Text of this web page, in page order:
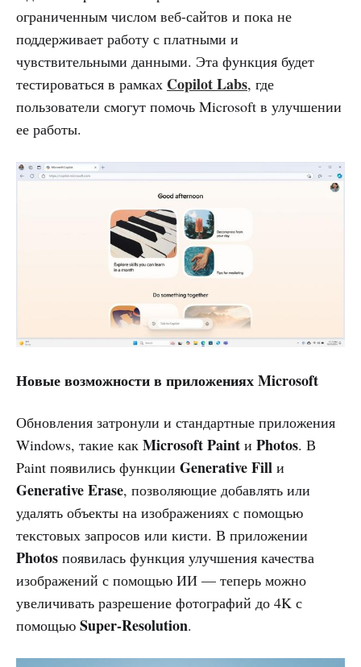
ограниченным числом веб-сайтов и пока не
поддерживает работу с платными и
чувствительными данными. Эта функция будет
тестироваться в рамках Copilot Labs, где
пользователи смогут помочь Microsoft в улучшении
ее работы.
Новые возможности в приложениях Microsoft
Обновления затронули и стандартные приложения
Windows, такие как Microsoft Paint и Photos. В
Paint появились функции Generative Fill и
Generative Erase, позволяющие добавлять или
удалять объекты на изображениях с помощью
текстовых запросов или кисти. В приложении
Photos появилась функция улучшения качества
изображений с помощью ИИ — теперь можно
увеличивать разрешение фотографий до 4K с
помощью Super-Resolution.